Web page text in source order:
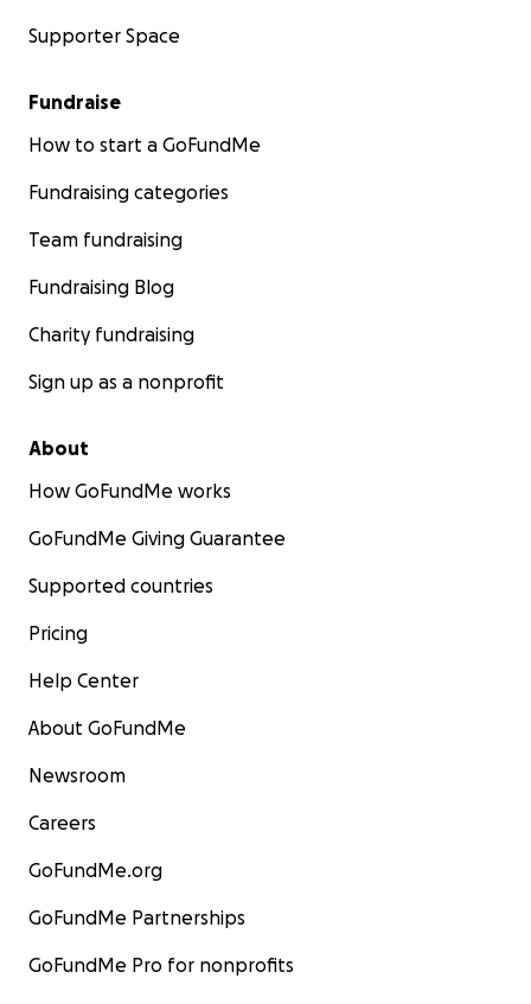
Supporter Space
Fundraise
How to start a GoFundMe
Fundraising categories
Team fundraising
Fundraising Blog
Charity fundraising
Sign up as a nonprofit
About
How GoFundMe works
GoFundMe Giving Guarantee
Supported countries
Pricing
Help Center
About GoFundMe
Newsroom
Careers
GoFundMe.org
GoFundMe Partnerships
GoFundMe Pro for nonprofits